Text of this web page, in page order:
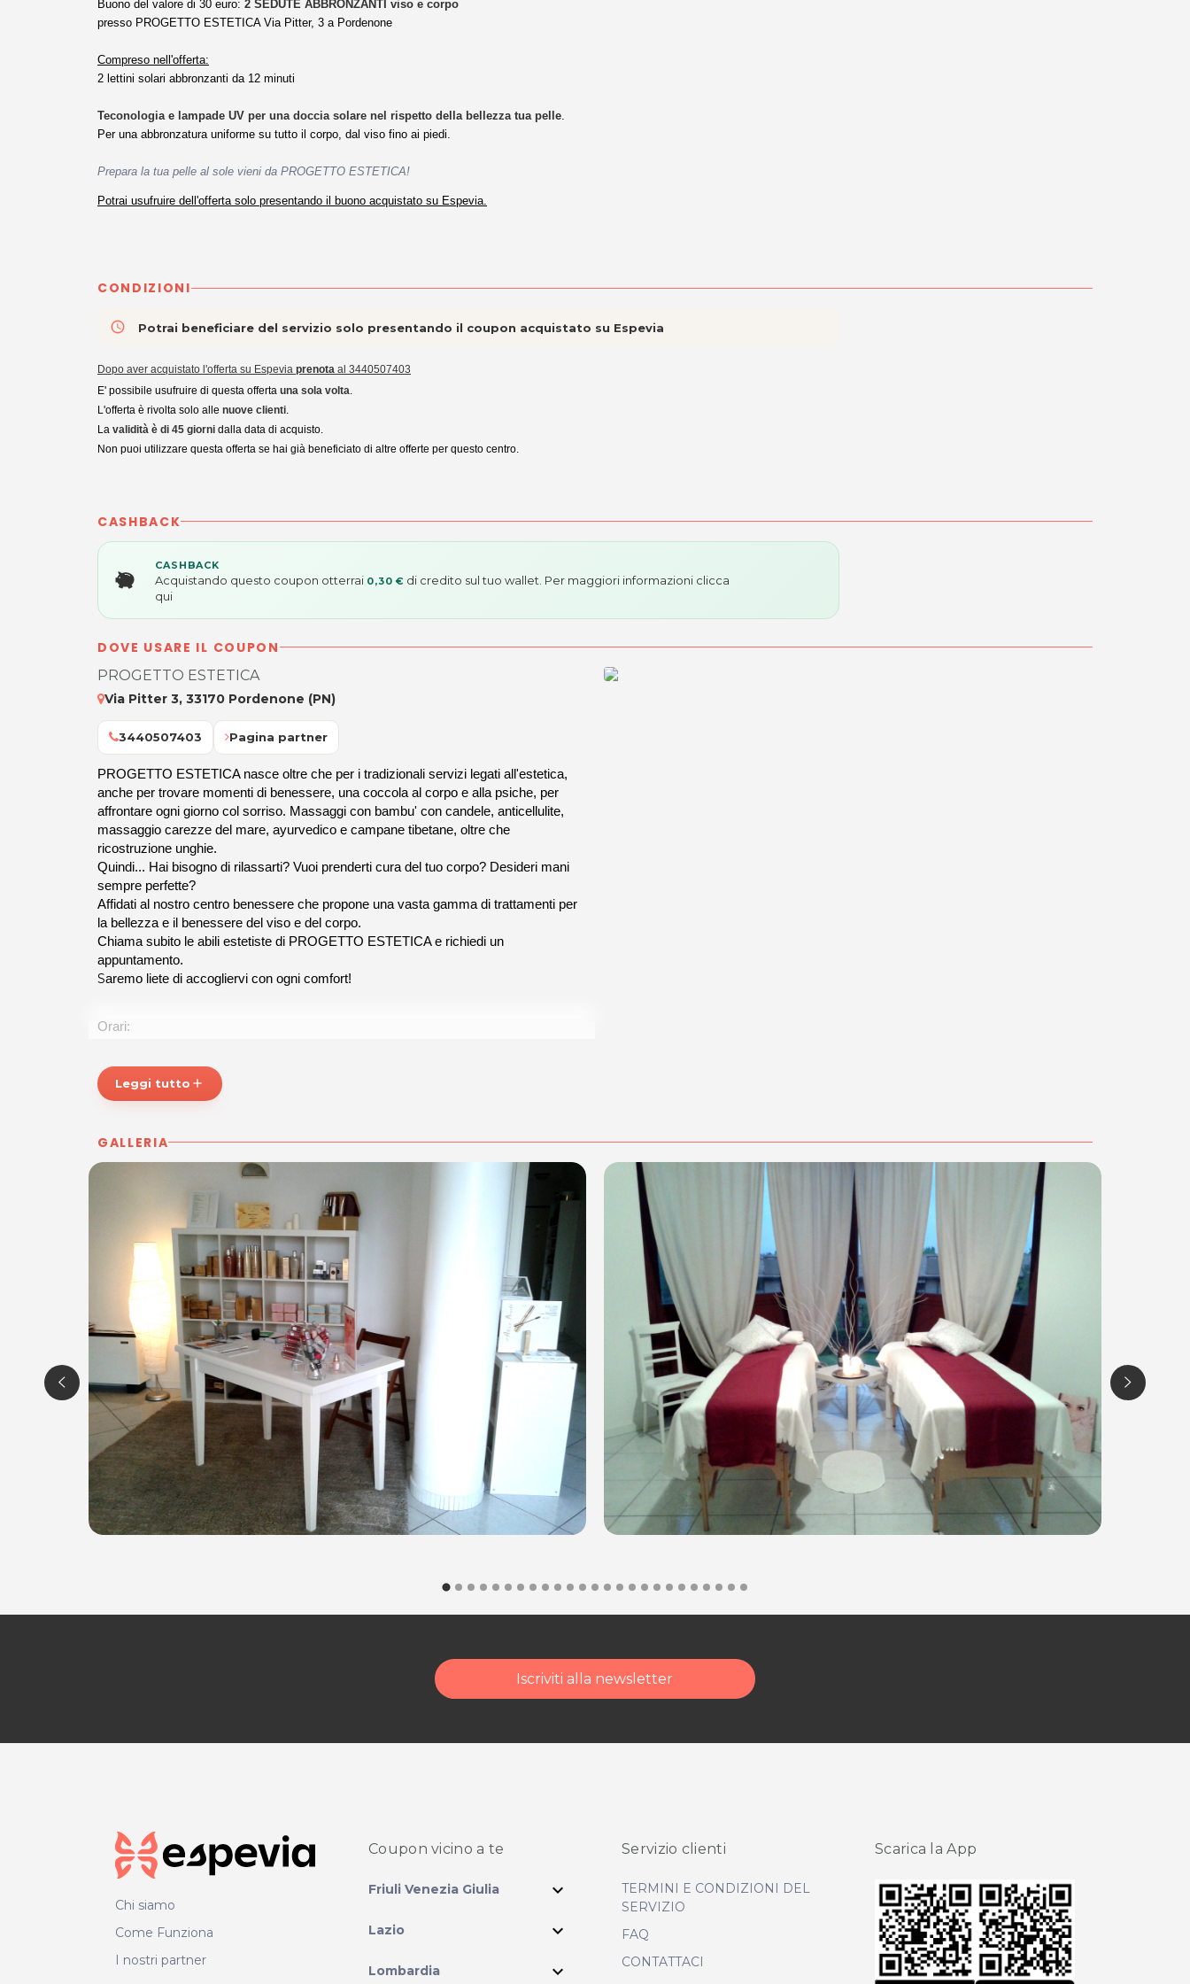
Buono del valore di 30 euro: 2 SEDUTE ABBRONZANTI viso e corpo
presso PROGETTO ESTETICA Via Pitter, 3 a Pordenone
Compreso nell'offerta:
2 lettini solari abbronzanti da 12 minuti
Teconologia e lampade UV per una doccia solare nel rispetto della bellezza tua pelle.
Per una abbronzatura uniforme su tutto il corpo, dal viso fino ai piedi.
Prepara la tua pelle al sole vieni da PROGETTO ESTETICA!
Potrai usufruire dell'offerta solo presentando il buono acquistato su Espevia.
CONDIZIONI
access_time Potrai beneficiare del servizio solo presentando il coupon acquistato su Espevia
Dopo aver acquistato l'offerta su Espevia prenota al 3440507403
E' possibile usufruire di questa offerta una sola volta.
L'offerta è rivolta solo alle nuove clienti.
La validità è di 45 giorni dalla data di acquisto.
Non puoi utilizzare questa offerta se hai già beneficiato di altre offerte per questo centro.
CASHBACK
CASHBACK
Acquistando questo coupon otterrai 0,30 € di credito sul tuo wallet. Per maggiori informazioni clicca
qui
DOVE USARE IL COUPON
PROGETTO ESTETICA
Via Pitter 3, 33170 Pordenone (PN)
3440507403 Pagina partner
PROGETTO ESTETICA nasce oltre che per i tradizionali servizi legati all'estetica,
anche per trovare momenti di benessere, una coccola al corpo e alla psiche, per
affrontare ogni giorno col sorriso. Massaggi con bambu' con candele, anticellulite,
massaggio carezze del mare, ayurvedico e campane tibetane, oltre che
ricostruzione unghie.
Quindi... Hai bisogno di rilassarti? Vuoi prenderti cura del tuo corpo? Desideri mani
sempre perfette?
Affidati al nostro centro benessere che propone una vasta gamma di trattamenti per
la bellezza e il benessere del viso e del corpo.
Chiama subito le abili estetiste di PROGETTO ESTETICA e richiedi un
appuntamento.
Saremo liete di accogliervi con ogni comfort!
Orari:
martedì al venerdì: 9.00 – 19.00
FR. Rorai grande
33170 PORDENONE
Per ulteriori informazioni sull'offerta o sulle modalità di acquisto scrivi a posta@espevia.it
Leggi tutto add
GALLERIA
Iscriviti alla newsletter
Chi siamo
Come Funziona
I nostri partner
Coupon vicino a te
Friuli Venezia Giulia expand_more
Lazio expand_more
Lombardia expand_more
Servizio clienti
TERMINI E CONDIZIONI DEL
SERVIZIO
FAQ
CONTATTACI
Scarica la App